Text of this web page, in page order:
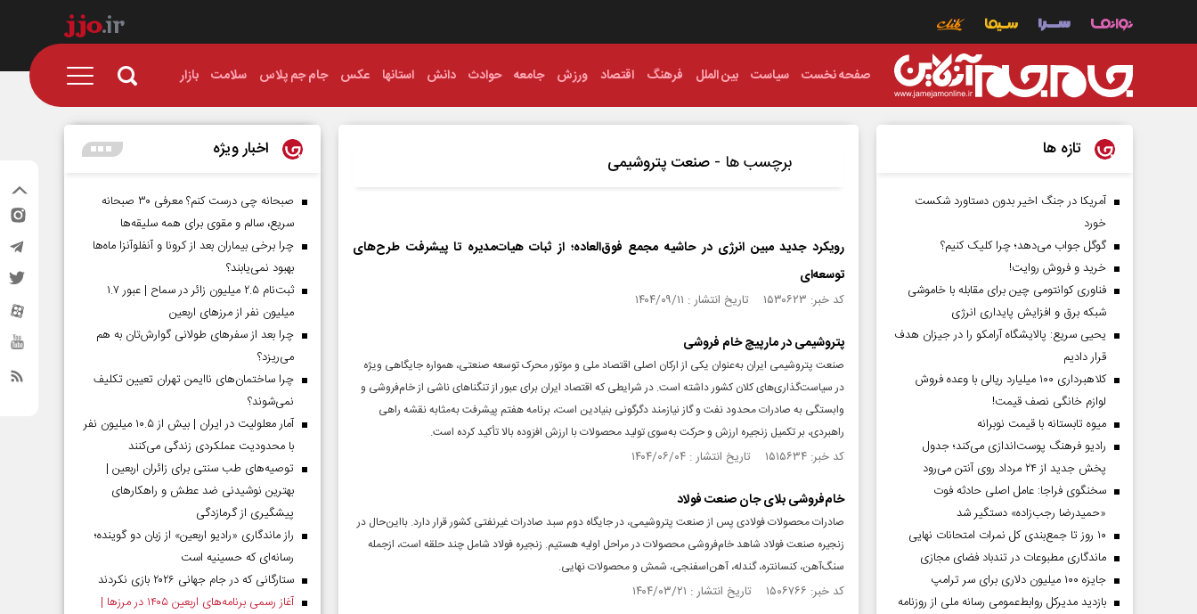
صفحه نخست سیاست بین الملل فرهنگ اقتصاد ورزش جامعه حوادث دانش استانها عکس جام جم پلاس سلامت بازار
برچسب ها - صنعت پتروشیمی
رویکرد جدید مبین انرژی در حاشیه مجمع فوق‌العاده؛ از ثبات هیات‌مدیره تا پیشرفت طرح‌های
توسعه‌ای
کد خبر: ۱۵۳۰۶۲۳ تاریخ انتشار : ۱۴۰۴/۰۹/۱۱
پتروشیمی در مارپیچ خام فروشی
صنعت پتروشیمی ایران به‌عنوان یکی از ارکان اصلی اقتصاد ملی و موتور محرک توسعه صنعتی، همواره جایگاهی ویژه
در سیاست‌گذاری‌های کلان کشور داشته است. در شرایطی که اقتصاد ایران برای عبور از تنگناهای ناشی از خام‌فروشی و
وابستگی به صادرات محدود نفت و گاز نیازمند دگرگونی بنیادین است، برنامه هفتم پیشرفت به‌مثابه نقشه راهی
راهبردی، بر تکمیل زنجیره ارزش و حرکت به‌سوی تولید محصولات با ارزش افزوده بالا تأکید کرده است.
کد خبر: ۱۵۱۵۶۳۴ تاریخ انتشار : ۱۴۰۴/۰۶/۰۴
خام‌فروشی بلای جان صنعت فولاد
صادرات محصولات فولادی پس از صنعت پتروشیمی، در جایگاه دوم سبد صادرات غیرنفتی کشور قرار دارد. بااین‌حال در
زنجیره صنعت فولاد شاهد خام‌فروشی محصولات در مراحل اولیه هستیم. زنجیره فولاد شامل چند حلقه است، ازجمله
سنگ‌آهن، کنسانتره، گندله، آهن‌اسفنجی، شمش و محصولات نهایی.
کد خبر: ۱۵۰۶۷۶۶ تاریخ انتشار : ۱۴۰۴/۰۳/۲۱
تازه ها
آمریکا در جنگ اخیر بدون دستاورد شکست
خورد
گوگل جواب می‌دهد؛ چرا کلیک کنیم؟
خرید و فروش روایت!
فناوری کوانتومی چین برای مقابله با خاموشی
شبکه برق و افزایش پایداری انرژی
یحیی سریع: پالایشگاه آرامکو را در جیزان هدف
قرار دادیم
کلاهبرداری ۱۰۰ میلیارد ریالی با وعده فروش
لوازم خانگی نصف قیمت!
میوه تابستانه با قیمت نوبرانه
رادیو فرهنگ پوست‌اندازی می‌کند؛ جدول
پخش جدید از ۲۴ مرداد روی آنتن می‌رود
سخنگوی فراجا: عامل اصلی حادثه فوت
«حمیدرضا رجب‌زاده» دستگیر شد
۱۰ روز تا جمع‌بندی کل نمرات امتحانات نهایی
ماندگاری مطبوعات در تندباد فضای مجازی
جایزه ۱۰۰ میلیون دلاری برای سر ترامپ
بازدید مدیرکل روابط‌عمومی رسانه ملی از روزنامه
اخبار ویژه
صبحانه چی درست کنم؟ معرفی ۳۰ صبحانه
سریع، سالم و مقوی برای همه سلیقه‌ها
چرا برخی بیماران بعد از کرونا و آنفلوآنزا ماه‌ها
بهبود نمی‌یابند؟
ثبت‌نام ۲.۵ میلیون زائر در سماح | عبور ۱.۷
میلیون نفر از مرز‌های اربعین
چرا بعد از سفرهای طولانی گوارش‌تان به هم
می‌ریزد؟
چرا ساختمان‌های ناایمن تهران تعیین تکلیف
نمی‌شوند؟
آمار معلولیت در ایران | بیش از ۱۰.۵ میلیون نفر
با محدودیت عملکردی زندگی می‌کنند
توصیه‌های طب سنتی برای زائران اربعین |
بهترین نوشیدنی ضد عطش و راهکارهای
پیشگیری از گرمازدگی
راز ماندگاری «رادیو اربعین» از زبان دو گوینده؛
رسانه‌ای که حسینیه است
ستارگانی که در جام جهانی ۲۰۲۶ بازی نکردند
آغاز رسمی برنامه‌های اربعین ۱۴۰۵ در مرز‌ها |